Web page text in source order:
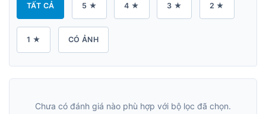
TẤT CẢ 5 ★ 4 ★ 3 ★ 2 ★
1 ★ CÓ ẢNH
Chưa có đánh giá nào phù hợp với bộ lọc đã chọn.